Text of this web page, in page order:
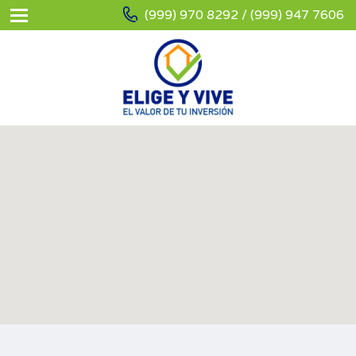
(999) 970 8292 / (999) 947 7606